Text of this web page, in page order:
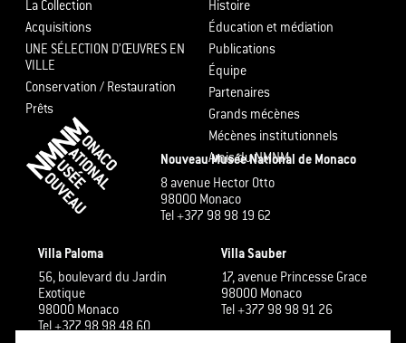
La Collection
Acquisitions
UNE SÉLECTION D’ŒUVRES EN
VILLE
Conservation / Restauration
Prêts
Histoire
Éducation et médiation
Publications
Équipe
Partenaires
Grands mécènes
Mécènes institutionnels
Amis du NMNM
Nouveau Musée National de Monaco
8 avenue Hector Otto
98000 Monaco
Tel +377 98 98 19 62
Villa Paloma
56, boulevard du Jardin
Exotique
98000 Monaco
Tel +377 98 98 48 60
Villa Sauber
17, avenue Princesse Grace
98000 Monaco
Tel +377 98 98 91 26